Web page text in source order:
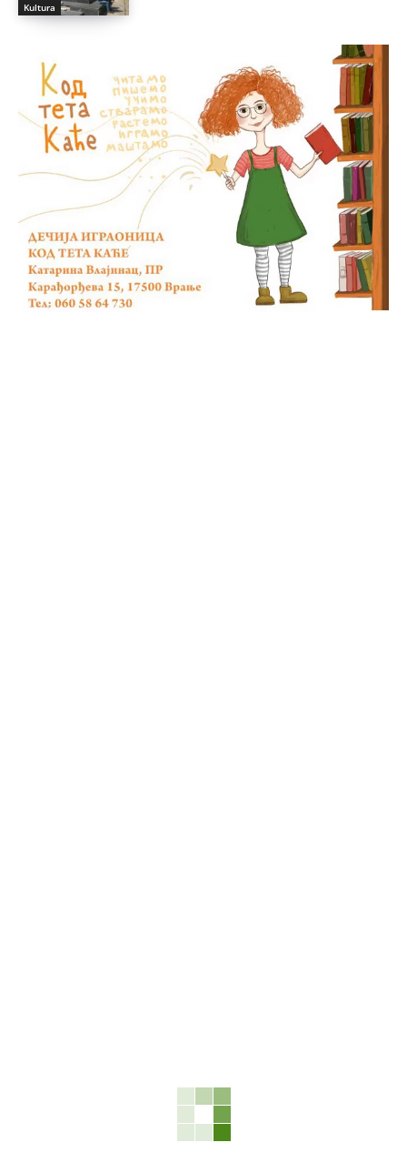
Kultura